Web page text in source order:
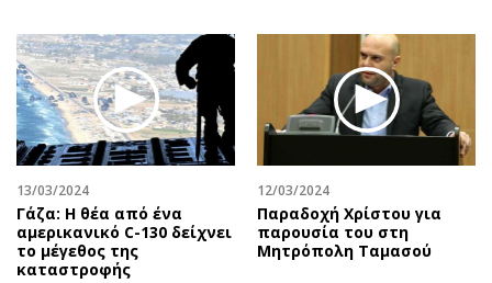
Δημοσκοπήσεις
Διπλωματία
Αθλητισμός
Κύπρος
Διεθνή
Κληρώσεις Allwyn
Οικονομική
Ζητούν εργασία
Θέσεις εργασίας
Geek
Social
Αυτοκίνηση
13/03/2024
Γάζα: Η θέα από ένα
αμερικανικό C-130 δείχνει
το μέγεθος της
καταστροφής
12/03/2024
Παραδοχή Χρίστου για
παρουσία του στη
Μητρόπολη Ταμασού